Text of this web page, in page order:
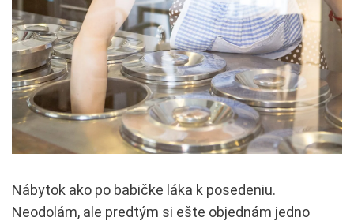
Nábytok ako po babičke láka k posedeniu.
Neodolám, ale predtým si ešte objednám jedno